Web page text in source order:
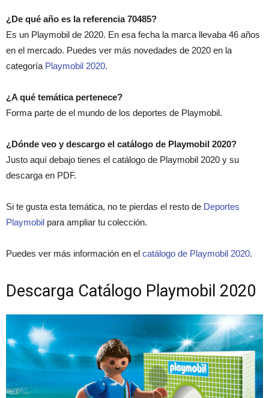
¿De qué año es la referencia 70485?
Es un Playmobil de 2020. En esa fecha la marca llevaba 46 años
en el mercado. Puedes ver más novedades de 2020 en la
categoría Playmobil 2020.
¿A qué temática pertenece?
Forma parte de el mundo de los deportes de Playmobil.
¿Dónde veo y descargo el catálogo de Playmobil 2020?
Justo aquí debajo tienes el catálogo de Playmobil 2020 y su
descarga en PDF.
Si te gusta esta temática, no te pierdas el resto de Deportes
Playmobil para ampliar tu colección.
Puedes ver más información en el catálogo de Playmobil 2020.
Descarga Catálogo Playmobil 2020